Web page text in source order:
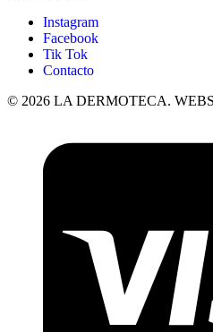
Instagram
Facebook
Tik Tok
Contacto
© 2026 LA DERMOTECA.